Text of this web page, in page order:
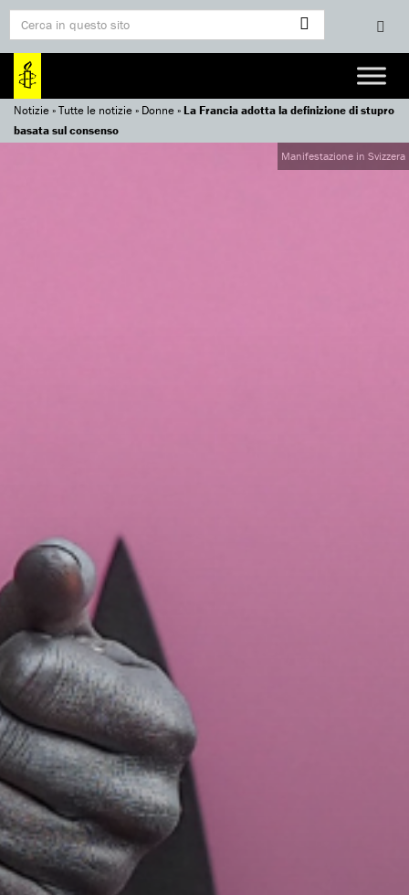
Notizie»Tutte le notizie» Donne»La Francia adotta la definizione di stupro
basata sul consenso
Manifestazione in Svizzera